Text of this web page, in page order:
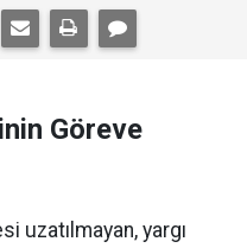
Göreve
uzatılmayan, yargı